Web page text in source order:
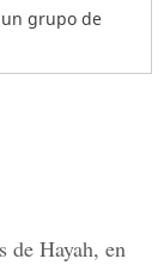
grupo de
de Hayah, en